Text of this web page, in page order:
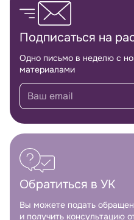
Подписаться на
Одно письмо в неделю с
материалами
Обратиться в УК
Вы можете подать
и получить консультацию